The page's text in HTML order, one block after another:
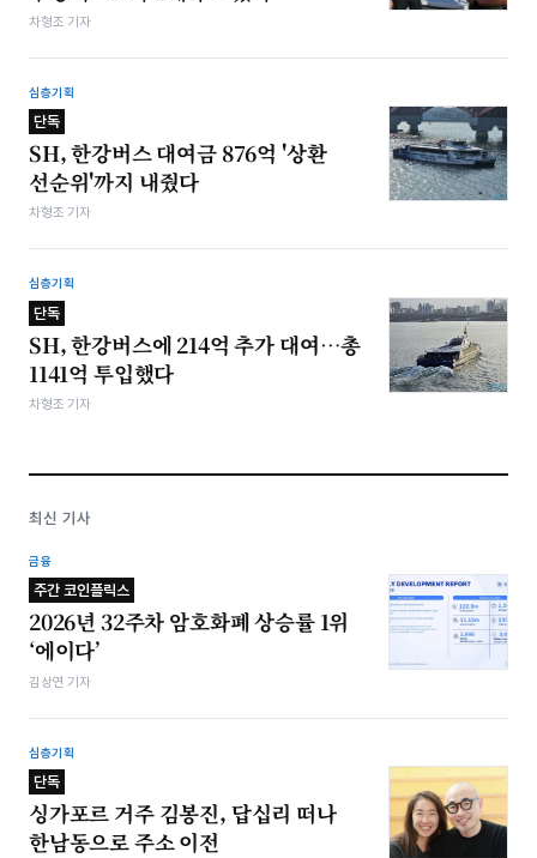
차형조 기자
심층기획
단독
SH, 한강버스 대여금 876억 '상환
선순위'까지 내줬다
차형조 기자
심층기획
단독
SH, 한강버스에 214억 추가 대여…총
1141억 투입했다
차형조 기자
최신 기사
금융
주간 코인플릭스
2026년 32주차 암호화폐 상승률 1위
‘에이다’
김상연 기자
심층기획
단독
싱가포르 거주 김봉진, 답십리 떠나
한남동으로 주소 이전